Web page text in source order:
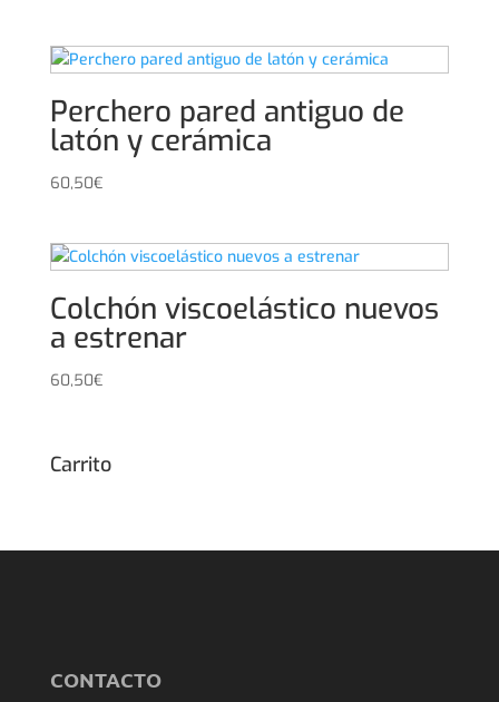
Perchero pared antiguo de
latón y cerámica
60,50€
Colchón viscoelástico nuevos
a estrenar
60,50€
Carrito
CONTACTO